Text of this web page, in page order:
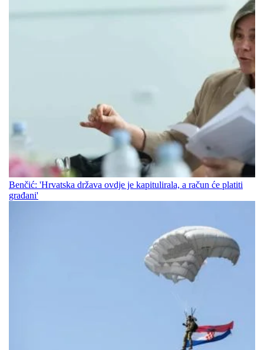
Benčić: 'Hrvatska država ovdje je kapitulirala, a račun će platiti
građani'